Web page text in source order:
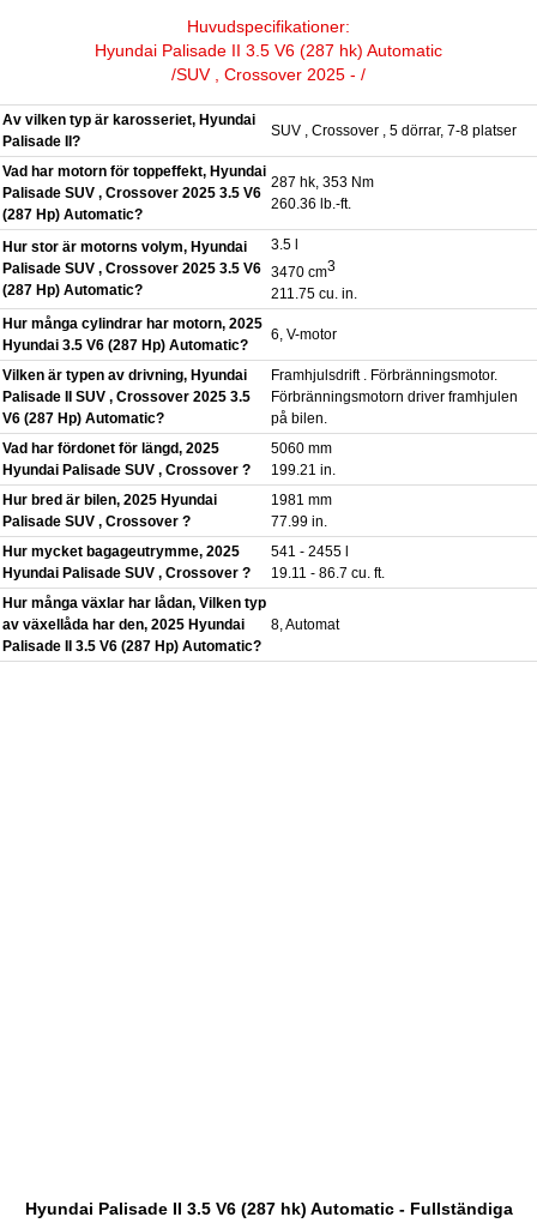
Huvudspecifikationer:
Hyundai Palisade II 3.5 V6 (287 hk) Automatic
/SUV , Crossover 2025 - /
Av vilken typ är karosseriet, Hyundai
Palisade II?
SUV , Crossover , 5 dörrar, 7-8 platser
Vad har motorn för toppeffekt, Hyundai
Palisade SUV , Crossover 2025 3.5 V6
(287 Hp) Automatic?
287 hk, 353 Nm
260.36 lb.-ft.
Hur stor är motorns volym, Hyundai
Palisade SUV , Crossover 2025 3.5 V6
(287 Hp) Automatic?
3.5 l
3470 cm3
211.75 cu. in.
Hur många cylindrar har motorn, 2025
Hyundai 3.5 V6 (287 Hp) Automatic?
6, V-motor
Vilken är typen av drivning, Hyundai
Palisade II SUV , Crossover 2025 3.5
V6 (287 Hp) Automatic?
Framhjulsdrift . Förbränningsmotor.
Förbränningsmotorn driver framhjulen
på bilen.
Vad har fördonet för längd, 2025
Hyundai Palisade SUV , Crossover ?
5060 mm
199.21 in.
Hur bred är bilen, 2025 Hyundai
Palisade SUV , Crossover ?
1981 mm
77.99 in.
Hur mycket bagageutrymme, 2025
Hyundai Palisade SUV , Crossover ?
541 - 2455 l
19.11 - 86.7 cu. ft.
Hur många växlar har lådan, Vilken typ
av växellåda har den, 2025 Hyundai
Palisade II 3.5 V6 (287 Hp) Automatic?
8, Automat
Hyundai Palisade II 3.5 V6 (287 hk) Automatic - Fullständiga